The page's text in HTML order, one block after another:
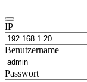
IP
Benutzername
Passwort